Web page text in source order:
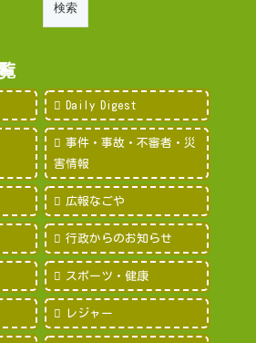
Daily Digest
事件・事故・不審者・災
害情報
広報なごや
行政からのお知らせ
スポーツ・健康
レジャー